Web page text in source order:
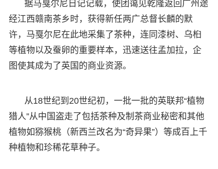
据马戛尔尼日记记载，使团蔼见乾隆返回广州途
经江西赣南茶乡时，获得新任两广总督长麟的默
许，马戛尔尼在此地采集了茶种，连同漆树、乌桕
等植物以及蚕卵的重要样本，迅速送往孟加拉，企
图使其成为了英国的商业资源。
从18世纪到20世纪初，一批一批的英联邦“植物
猎人”从中国盗走了包括茶种及制茶商业秘密和其他
植物如猕猴桃（新西兰改名为“奇异果”）等成百上千
种植物和珍稀花草种子。